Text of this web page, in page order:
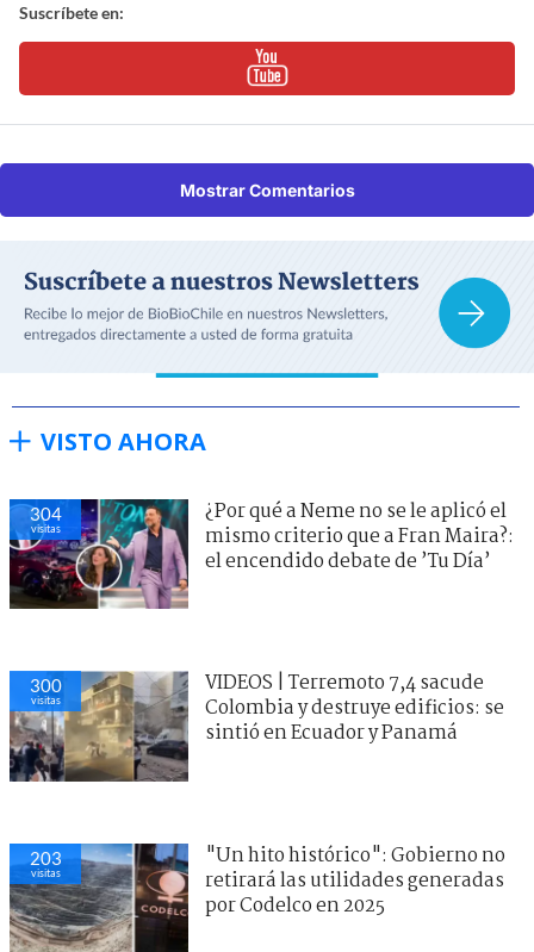
Suscríbete en:
Mostrar Comentarios
VISTO AHORA
304
visitas
¿Por qué a Neme no se le aplicó el
mismo criterio que a Fran Maira?:
el encendido debate de ’Tu Día’
300
visitas
VIDEOS | Terremoto 7,4 sacude
Colombia y destruye edificios: se
sintió en Ecuador y Panamá
203
visitas
"Un hito histórico": Gobierno no
retirará las utilidades generadas
por Codelco en 2025